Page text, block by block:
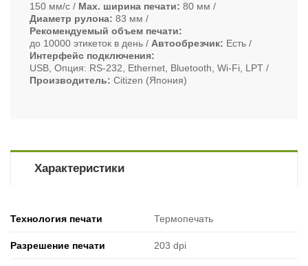
150 мм/с
Max. ширина печати
80 мм
Диаметр рулона 83 мм
Рекомендуемый объем печати
до 10000 этикеток в день
Автообрезчик
Есть
Интерфейс подключения
USB, Опция: RS-232, Ethernet, Bluetooth, Wi-Fi, LPT
Производитель
Citizen (Япония)
Характеристики
Технология печати Термопечать
Разрешение печати 203 dpi